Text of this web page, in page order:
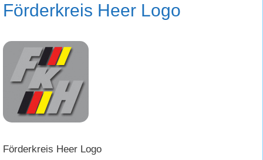
Förderkreis Heer Logo
Förderkreis Heer Logo